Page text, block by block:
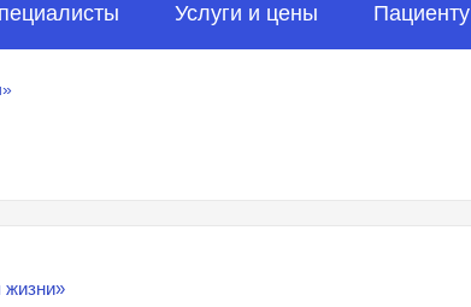
Услуги и цены Пациенту
жизни»